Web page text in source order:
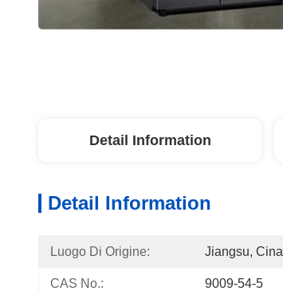
Detail Information
Detail Information
Luogo Di Origine: Jiangsu, Cina
CAS No.: 9009-54-5